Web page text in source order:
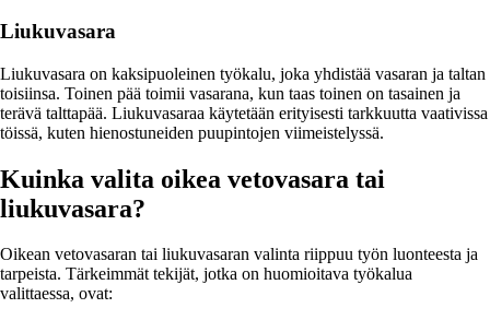
Liukuvasara
Liukuvasara on kaksipuoleinen työkalu, joka yhdistää vasaran ja taltan
toisiinsa. Toinen pää toimii vasarana, kun taas toinen on tasainen ja
terävä talttapää. Liukuvasaraa käytetään erityisesti tarkkuutta vaativissa
töissä, kuten hienostuneiden puupintojen viimeistelyssä.
Kuinka valita oikea vetovasara tai
liukuvasara?
Oikean vetovasaran tai liukuvasaran valinta riippuu työn luonteesta ja
tarpeista. Tärkeimmät tekijät, jotka on huomioitava työkalua
valittaessa, ovat: